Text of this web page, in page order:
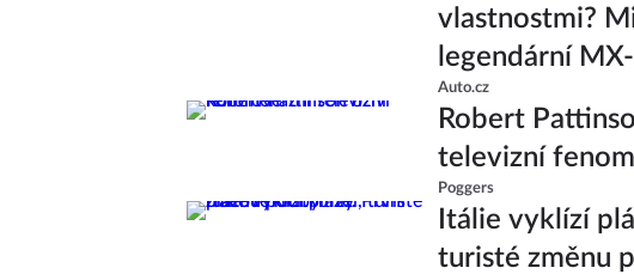
vlastnostmi?
legendární
Auto.cz
Robert
televizní
Poggers
Itálie vyklízí
turisté změnu